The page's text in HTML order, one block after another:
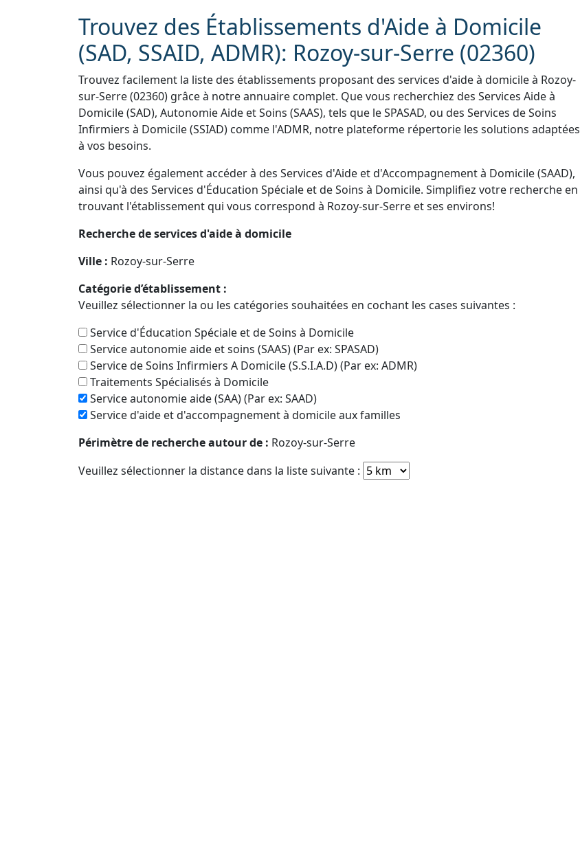
Trouvez des Établissements d'Aide à Domicile
(SAD, SSAID, ADMR): Rozoy-sur-Serre (02360)
Trouvez facilement la liste des établissements proposant des services d'aide à domicile à Rozoy-
sur-Serre (02360) grâce à notre annuaire complet. Que vous recherchiez des Services Aide à
Domicile (SAD), Autonomie Aide et Soins (SAAS), tels que le SPASAD, ou des Services de Soins
Infirmiers à Domicile (SSIAD) comme l'ADMR, notre plateforme répertorie les solutions adaptées
à vos besoins.
Vous pouvez également accéder à des Services d'Aide et d'Accompagnement à Domicile (SAAD),
ainsi qu'à des Services d'Éducation Spéciale et de Soins à Domicile. Simplifiez votre recherche en
trouvant l'établissement qui vous correspond à Rozoy-sur-Serre et ses environs!
Recherche de services d'aide à domicile
Ville : Rozoy-sur-Serre
Catégorie d’établissement :
Veuillez sélectionner la ou les catégories souhaitées en cochant les cases suivantes :
Service d'Éducation Spéciale et de Soins à Domicile
Service autonomie aide et soins (SAAS) (Par ex: SPASAD)
Service de Soins Infirmiers A Domicile (S.S.I.A.D) (Par ex: ADMR)
Traitements Spécialisés à Domicile
Service autonomie aide (SAA) (Par ex: SAAD)
Service d'aide et d'accompagnement à domicile aux familles
Périmètre de recherche autour de : Rozoy-sur-Serre
Veuillez sélectionner la distance dans la liste suivante :